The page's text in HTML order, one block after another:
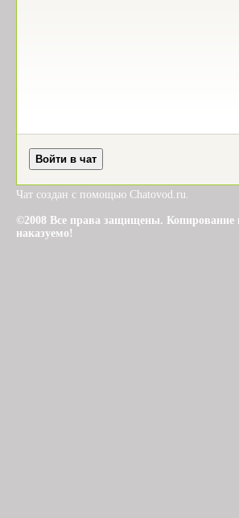
Чат создан с помощью Chatovod.ru.
©2008 Все права защищены.
наказуемо!